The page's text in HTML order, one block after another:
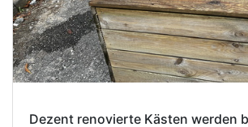
Dezent renovierte Kästen werden